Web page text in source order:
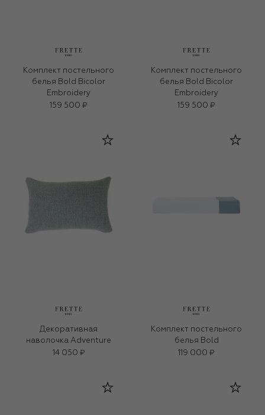
Комплект постельного
белья Bold Bicolor
Embroidery
159 500 ₽
Комплект постельного
белья Bold Bicolor
Embroidery
159 500 ₽
Декоративная
наволочка Adventure
14 050 ₽
Комплект постельного
белья Bold
119 000 ₽